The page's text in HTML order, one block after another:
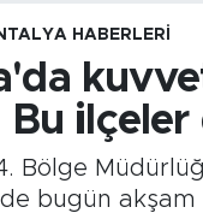
HABERLERI
Bu
Bölge
bugün akşam
Haberleri